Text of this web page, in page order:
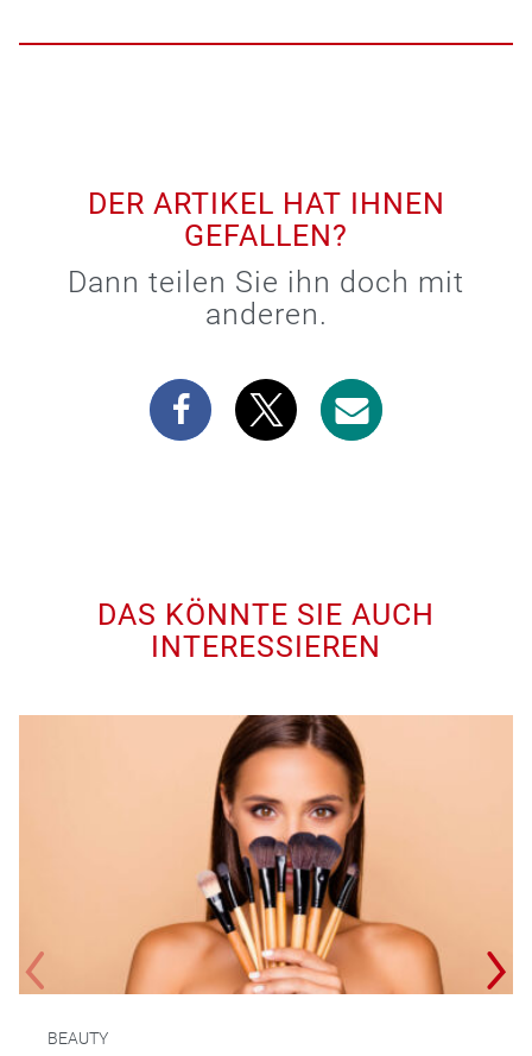
DER ARTIKEL HAT IHNEN
GEFALLEN?
Dann teilen Sie ihn doch mit
anderen.
DAS KÖNNTE SIE AUCH
INTERESSIEREN
BEAUTY